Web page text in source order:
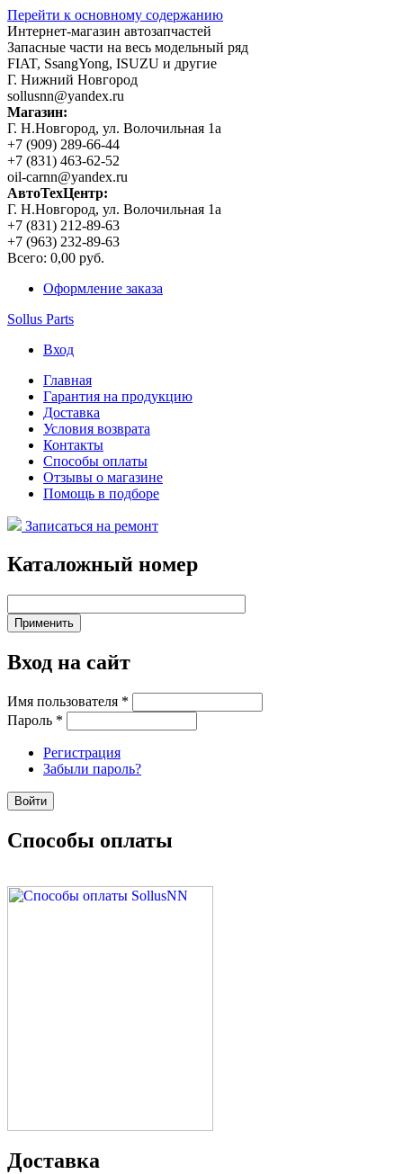
Перейти к основному содержанию
Интернет-магазин автозапчастей
Запасные части на весь модельный ряд
FIAT, SsangYong, ISUZU и другие
Г. Нижний Новгород
sollusnn@yandex.ru
Магазин:
Г. Н.Новгород, ул. Волочильная 1а
+7 (909) 289-66-44
+7 (831) 463-62-52
oil-carnn@yandex.ru
АвтоТехЦентр:
Г. Н.Новгород, ул. Волочильная 1а
+7 (831) 212-89-63
+7 (963) 232-89-63
Всего: 0,00 руб.
Оформление заказа
Sollus Parts
Вход
Главная
Гарантия на продукцию
Доставка
Условия возврата
Контакты
Способы оплаты
Отзывы о магазине
Помощь в подборе
Записаться на ремонт
Каталожный номер
Вход на сайт
Имя пользователя *
Пароль *
Регистрация
Забыли пароль?
Способы оплаты
Доставка